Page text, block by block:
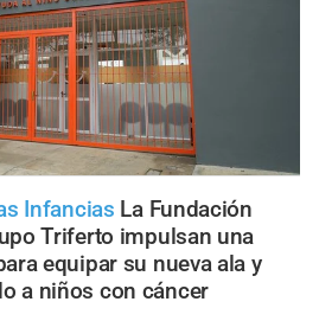
Infancias La Fundación
Triferto impulsan una
equipar su nueva ala y
a niños con cáncer